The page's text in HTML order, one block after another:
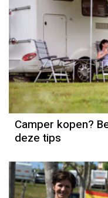
Camper kopen?
deze tips